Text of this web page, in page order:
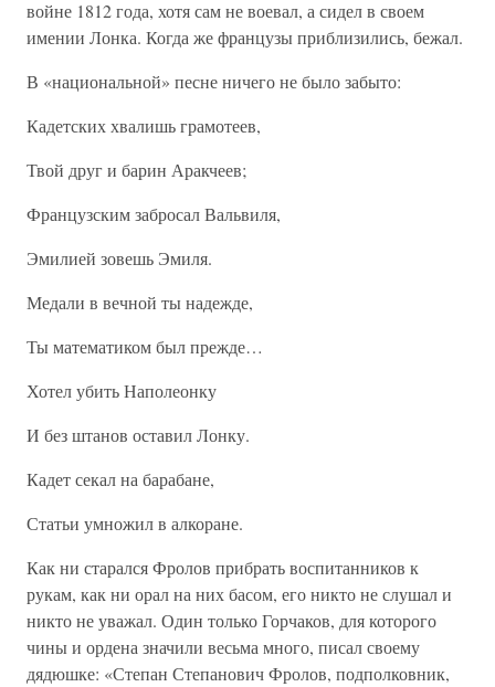
войне 1812 года, хотя сам не воевал, а сидел в своем
имении Лонка. Когда же французы приблизились, бежал.
В «национальной» песне ничего не было забыто:
Кадетских хвалишь грамотеев,
Твой друг и барин Аракчеев;
Французским забросал Вальвиля,
Эмилией зовешь Эмиля.
Медали в вечной ты надежде,
Ты математиком был прежде…
Хотел убить Наполеонку
И без штанов оставил Лонку.
Кадет секал на барабане,
Статьи умножил в алкоране.
Как ни старался Фролов прибрать воспитанников к
рукам, как ни орал на них басом, его никто не слушал и
никто не уважал. Один только Горчаков, для которого
чины и ордена значили весьма много, писал своему
дядюшке: «Степан Степанович Фролов, подполковник,